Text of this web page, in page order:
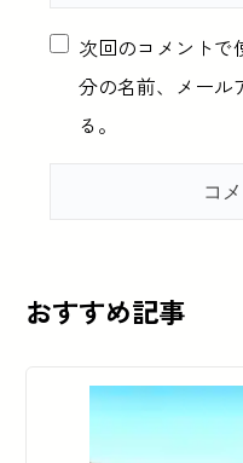
次回のコメントで
分の名前、メール
る。
おすすめ記事